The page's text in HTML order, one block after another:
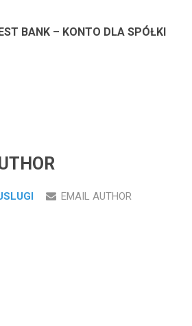
BANK – KONTO DLA SPÓŁKI
EMAIL AUTHOR